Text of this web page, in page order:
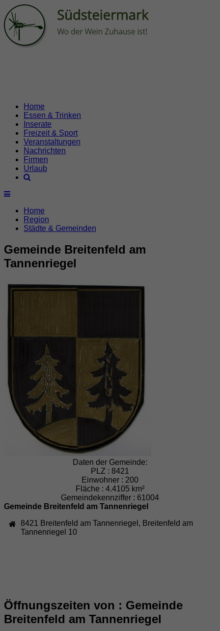
Home
Essen & Trinken
Inserate
Freizeit & Sport
Veranstaltungen
Nachrichten
Firmen
Urlaub
Home
Region
Städte & Gemeinden
Gemeinde Breitenfeld am
Tannenriegel
Daten der Gemeinde:
PLZ : 8421
Einwohner : 200
Fläche : 4.4105 km²
Gemeindekennziffer : 61004
Gemeinde Breitenfeld am Tannenriegel
8421
Breitenfeld am Tannenriegel , Breitenfeld am
Tannenriegel 10
Öffnungszeiten von : Gemeinde
Breitenfeld am Tannenriegel